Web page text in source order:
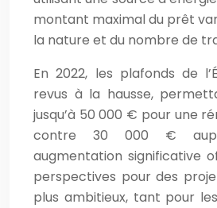
montant maximal du prêt
la nature et du nombre de
En 2022, les plafonds de
revus à la hausse,
jusqu’à 50 000 € pour une
contre 30 000 €
augmentation significative
perspectives pour des
plus ambitieux, tant pour